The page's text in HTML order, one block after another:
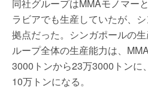
同社グループはMMAモノマー
ラビアでも生産していたが、
拠点だった。シンガポールの
ループ全体の生産能力は、
3000トンから23万3000トンに
10万トンになる。